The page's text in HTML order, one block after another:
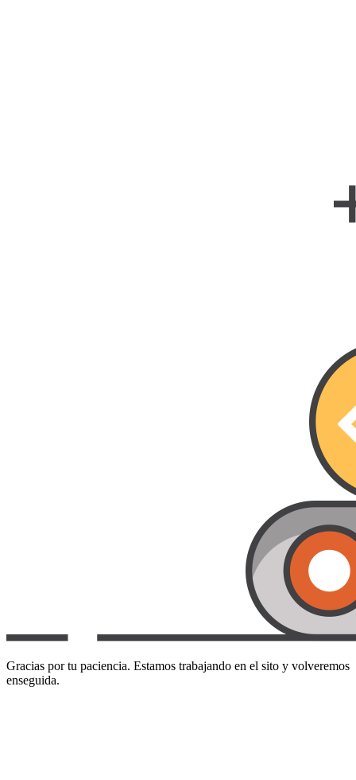
Gracias por tu paciencia. Estamos trabajando en el sito y volveremos
enseguida.